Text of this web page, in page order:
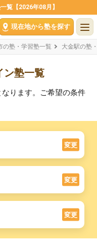
覧【2026年08月】
現在地から塾を探す
の塾・学習塾一覧 大金駅の塾
ン塾一覧
ります。ご希望の条件
変更
変更
変更